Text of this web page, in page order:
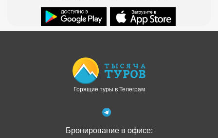
Горящие туры в Телеграм
Бронирование в офисе: